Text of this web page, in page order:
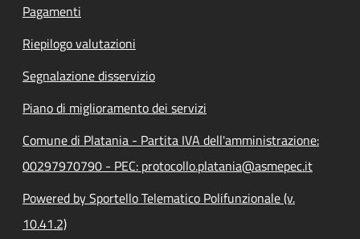
Pagamenti
Riepilogo valutazioni
Segnalazione disservizio
Piano di miglioramento dei servizi
Comune di Platania - Partita IVA dell'amministrazione:
00297970790 - PEC: protocollo.platania@asmepec.it
Powered by Sportello Telematico Polifunzionale (v.
10.41.2)